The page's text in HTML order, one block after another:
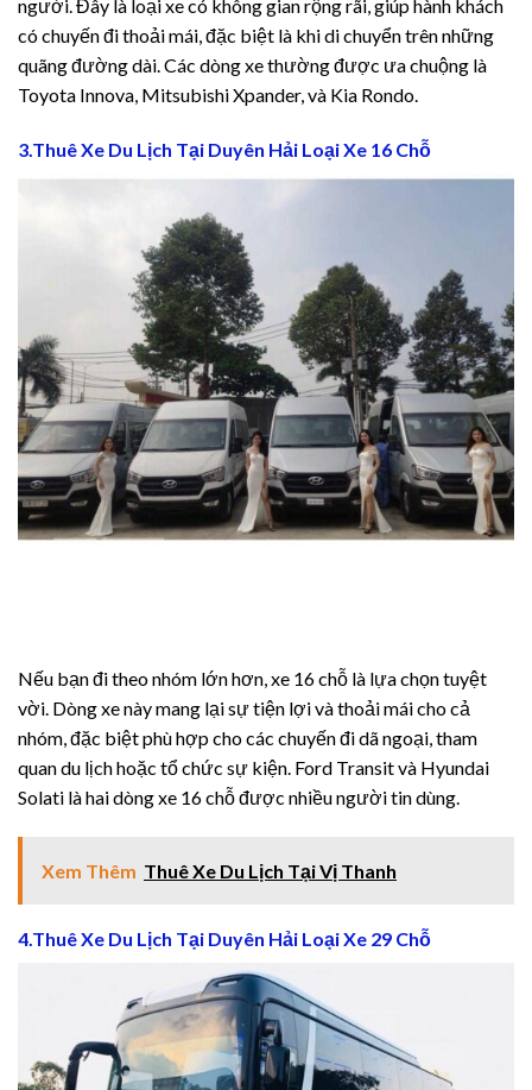
güncel giriş
Giriş
ออนไลน์
giriş
giriş
giriş
giriş
người. Đây là loại xe có không gian rộng rãi, giúp hành khách
có chuyến đi thoải mái, đặc biệt là khi di chuyển trên những
quãng đường dài. Các dòng xe thường được ưa chuộng là
Toyota Innova, Mitsubishi Xpander, và Kia Rondo.
3.Thuê Xe Du Lịch Tại Duyên Hải Loại Xe 16 Chỗ
Nếu bạn đi theo nhóm lớn hơn, xe 16 chỗ là lựa chọn tuyệt
vời. Dòng xe này mang lại sự tiện lợi và thoải mái cho cả
nhóm, đặc biệt phù hợp cho các chuyến đi dã ngoại, tham
quan du lịch hoặc tổ chức sự kiện. Ford Transit và Hyundai
Solati là hai dòng xe 16 chỗ được nhiều người tin dùng.
Xem Thêm Thuê Xe Du Lịch Tại Vị Thanh
4.Thuê Xe Du Lịch Tại Duyên Hải Loại Xe 29 Chỗ